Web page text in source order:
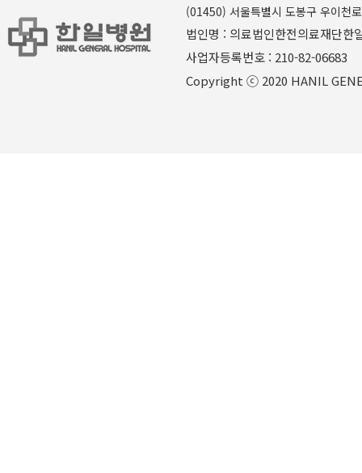
(01450) 서울특별시 도봉구 우이천
법인명 : 의료법인한전의료재단한
사업자등록번호 : 210-82-
Copyright ⓒ 2020 HANIL